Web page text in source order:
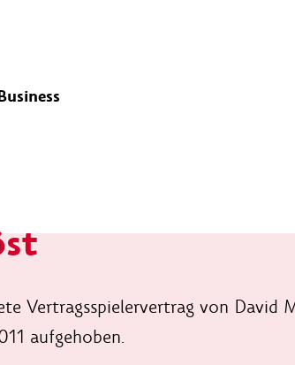
Vertragsspielervertrag von
aufgehoben.